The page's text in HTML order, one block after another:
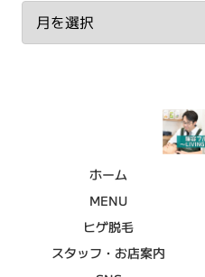
ホーム
MENU
ヒゲ脱毛
スタッフ・お店案内